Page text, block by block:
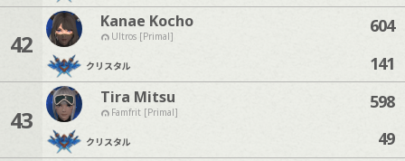
42
Kanae Kocho
Ultros [Primal]
クリスタル
604
141
43
Tira Mitsu
Famfrit [Primal]
クリスタル
598
49